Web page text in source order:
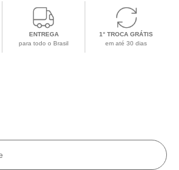
ENTREGA
para todo o Brasil
1° TROCA GRÁTIS
em até 30 dias